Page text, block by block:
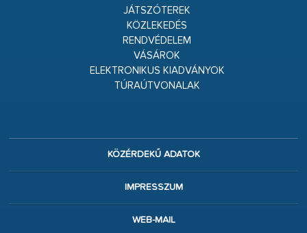
JÁTSZÓTEREK
KÖZLEKEDÉS
RENDVÉDELEM
VÁSÁROK
ELEKTRONIKUS KIADVÁNYOK
TÚRAÚTVONALAK
KÖZÉRDEKŰ ADATOK
IMPRESSZUM
WEB-MAIL